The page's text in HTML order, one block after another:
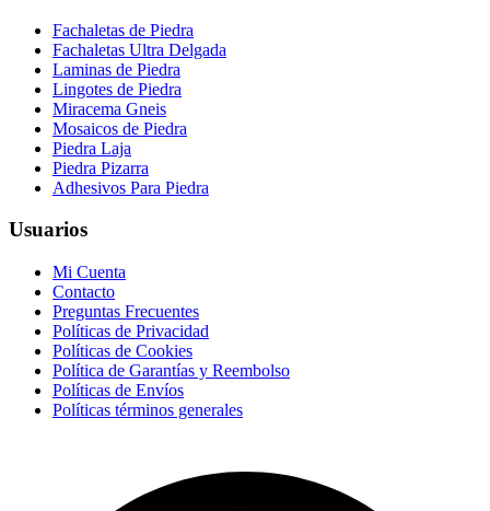
Fachaletas de Piedra
Fachaletas Ultra Delgada
Laminas de Piedra
Lingotes de Piedra
Miracema Gneis
Mosaicos de Piedra
Piedra Laja
Piedra Pizarra
Adhesivos Para Piedra
Usuarios
Mi Cuenta
Contacto
Preguntas Frecuentes
Políticas de Privacidad
Políticas de Cookies
Política de Garantías y Reembolso
Políticas de Envíos
Políticas términos generales